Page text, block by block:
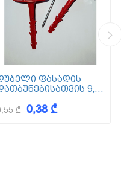
ფასადის
9,5
₾ 0,38 ₾